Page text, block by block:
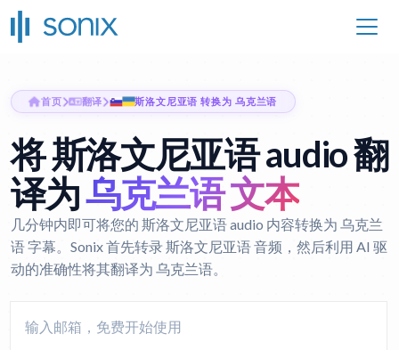
首页 翻译 斯洛文尼亚语 转换为 乌克兰语
将 斯洛文尼亚语 audio 翻
译为乌克兰语 文本
几分钟内即可将您的 斯洛文尼亚语 audio 内容转换为 乌克兰
语 字幕。Sonix 首先转录 斯洛文尼亚语 音频，然后利用 AI 驱
动的准确性将其翻译为 乌克兰语。